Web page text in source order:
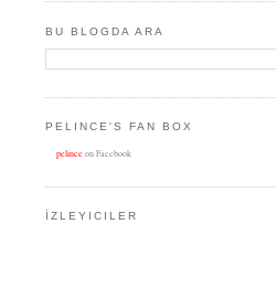
BU BLOGDA ARA
PELINCE'S FAN BOX
pelince on Facebook
İZLEYICILER